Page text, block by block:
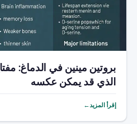
بروتين مينين في الدماغ:
الذي قد يمكن عكسه
إقرأ المزيد←